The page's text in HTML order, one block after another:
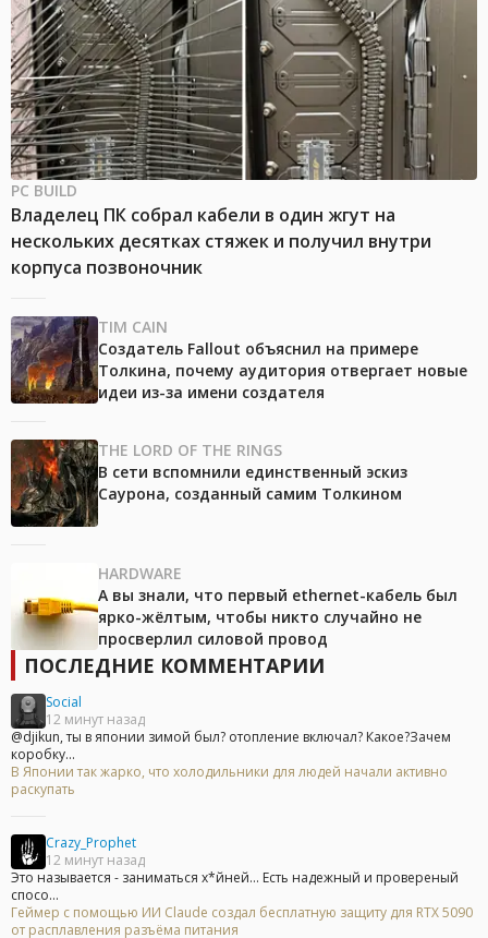
PC BUILD
Владелец ПК собрал кабели в один жгут на
нескольких десятках стяжек и получил внутри
корпуса позвоночник
TIM CAIN
Создатель Fallout объяснил на примере
Толкина, почему аудитория отвергает новые
идеи из-за имени создателя
THE LORD OF THE RINGS
В сети вспомнили единственный эскиз
Саурона, созданный самим Толкином
HARDWARE
А вы знали, что первый ethernet-кабель был
ярко-жёлтым, чтобы никто случайно не
просверлил силовой провод
ПОСЛЕДНИЕ КОММЕНТАРИИ
Social
12 минут назад
@djikun, ты в японии зимой был? отопление включал? Какое?Зачем
коробку...
В Японии так жарко, что холодильники для людей начали активно
раскупать
Crazy_Prophet
12 минут назад
Это называется - заниматься х*йней... Есть надежный и провереный
спосо...
Геймер с помощью ИИ Claude создал бесплатную защиту для RTX 5090
от расплавления разъёма питания